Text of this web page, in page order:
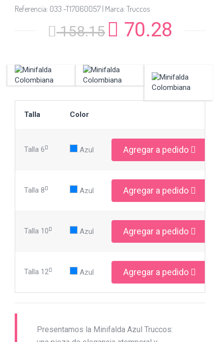
Referencia: 033 -T17060057 | Marca: Truccos
158.15 70.28
Talla Color
Talla 6 Azul Agregar a pedido
Talla 8 Azul Agregar a pedido
Talla 10 Azul Agregar a pedido
Talla 12 Azul Agregar a pedido
Presentamos la Minifalda Azul Truccos: